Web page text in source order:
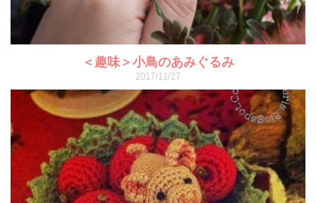
＜趣味＞小鳥のあみぐるみ
2017/11/27